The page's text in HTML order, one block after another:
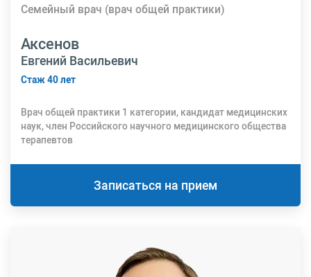
Семейный врач (врач общей практики)
Аксенов
Евгений Васильевич
Стаж 40 лет
Врач общей практики 1 категории, кандидат медицинских
наук, член Российского научного медицинского общества
терапевтов
Записаться на прием